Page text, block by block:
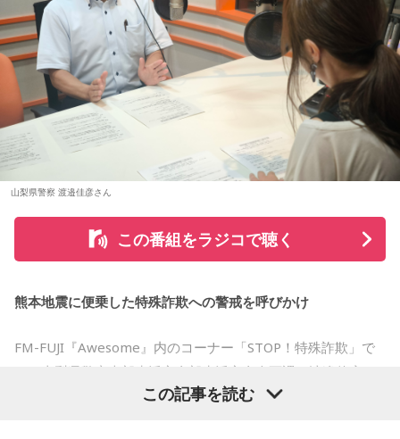
■2026年8月8日に宝くじを買うのは？
寅の日は、金運にまつわる吉日として紹介されることが多い
ため、宝くじを購入するタイミングとして意識する人もいま
す。
一方で、宝くじの当選を保証するものではありません。「縁
起の良い日に買いたい」という気持ちから、暦を参考にする
人もいるという考え方です。
寅の日は、「千里行って千里帰る」という言い伝えから、旅
行や出張にも縁起が良い日とされています。
夏休み期間中ということもあり、旅行や帰省を予定している
ん。
し、余裕を持ったスケジュールを立てることが何より大切で
大森：ありがとうございます！ 花火すごかったですね！
若井：すごかったよ！ ステージからの景色も花火も最高でし
たけれど。
藤澤：そうだよね！
大森：「ダーリン」で、本編ラストで花火が上がるというの
は結構すごいです。「ケセラセラ」って今まででも花火が上
がったりというか、大きい演出ってすごく親和性があると思
うのだけれど。
「ダーリン」でというのはやっぱりミュージックビデオがあ
か良かったのかなと思うのだけれど。バラード曲で花火って
ムと話を進めていったんだよね！
山梨県警察 渡邉佳彦さん
この番組をラジコで聴く
熊本地震に便乗した特殊詐欺への警戒を呼びかけ
FM-FUJI『Awesome』内のコーナー「STOP！特殊詐欺」で
は、山梨県警察本部生活安全部生活安全企画課の渡邉佳彦さ
んを迎え、熊本地震の発生に便乗した悪質な犯罪への注意を
この記事を読む